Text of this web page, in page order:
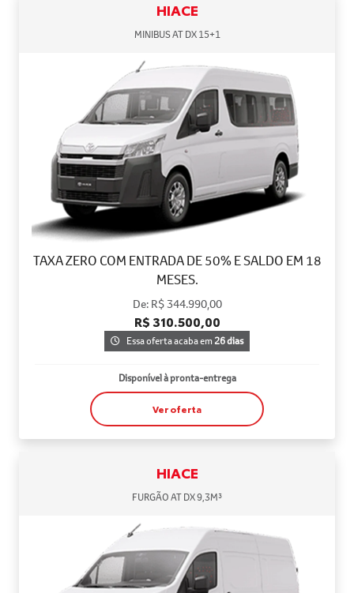
HIACE
MINIBUS AT DX 15+1
TAXA ZERO COM ENTRADA DE 50% E SALDO EM 18
MESES.
De: R$ 344.990,00
R$ 310.500,00
Essa oferta acaba em26 dias
Disponível à pronta-entrega
Ver oferta
HIACE
FURGÃO AT DX 9,3M³